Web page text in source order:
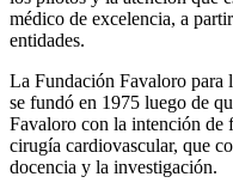
médico de excelencia, a
entidades.
La Fundación Favaloro para
se fundó en 1975 luego de
Favaloro con la intención de
cirugía cardiovascular, que
docencia y la investigación.